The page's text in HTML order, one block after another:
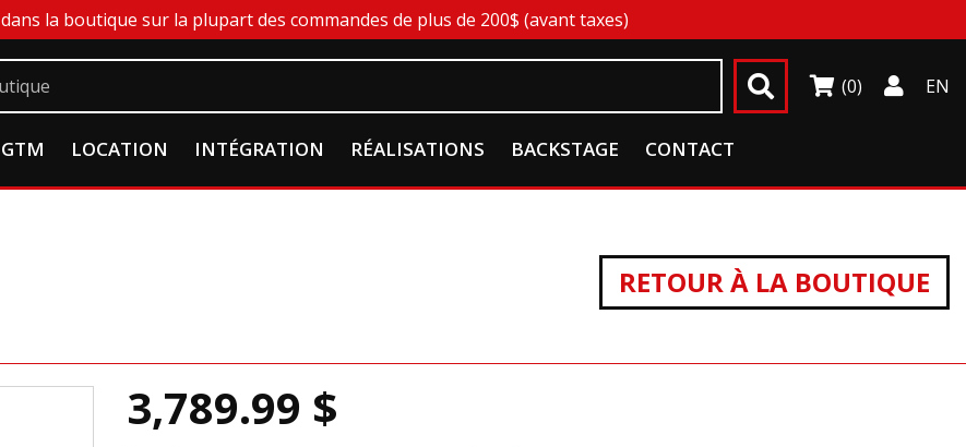
dans la boutique sur la plupart des commandes de plus de 200$ (avant taxes)
(0) EN
GTM LOCATION INTÉGRATION RÉALISATIONS BACKSTAGE CONTACT
RETOUR À LA BOUTIQUE
3,789.99 $